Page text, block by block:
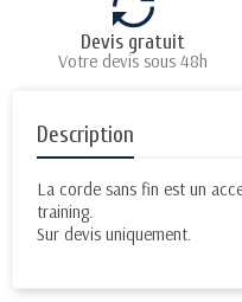
Devis gratuit
Votre devis sous 48h
Description
La corde sans fin est un
training.
Sur devis uniquement.